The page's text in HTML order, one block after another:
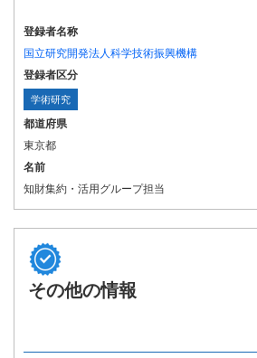
登録者名称
国立研究開発法人科学技術振興機構
登録者区分
学術研究
都道府県
東京都
名前
知財集約・活用グループ担当
その他の情報